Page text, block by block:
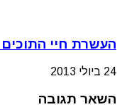
העשרת חיי
24 ביולי 2013
השאר תגובה